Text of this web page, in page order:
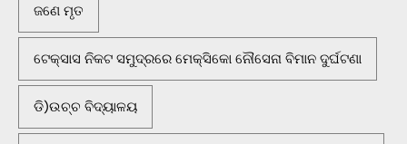
ଜଣେ ମୃତ
ଟେକ୍ସାସ ନିକଟ ସମୁଦ୍ରରେ ମେକ୍ସିକୋ ନୌସେନା ବିମାନ ଦୁର୍ଘଟଣା
ଡି)ଉଚ୍ଚ ବିଦ୍ୟାଳୟ